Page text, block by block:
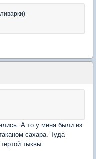
А то у меня были из
сахара. Туда
тыквы.